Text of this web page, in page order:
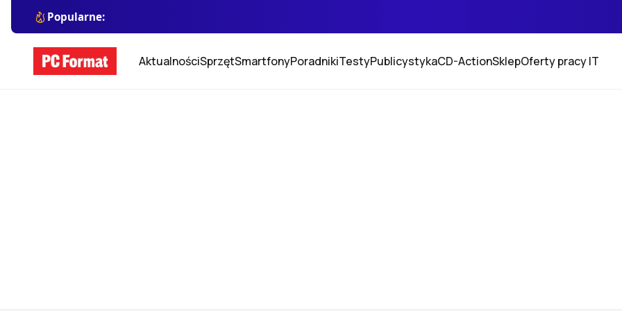
Popularne:
AktualnościSprzętSmartfonyPoradnikiTestyPublicystykaCD-ActionSklepOferty pracy IT